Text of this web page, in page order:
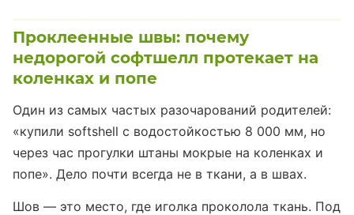
Проклеенные швы: почему
недорогой софтшелл протекает на
коленках и попе
Один из самых частых разочарований родителей:
«купили softshell с водостойкостью 8 000 мм, но
через час прогулки штаны мокрые на коленках и
попе». Дело почти всегда не в ткани, а в швах.
Шов — это место, где иголка проколола ткань. Под